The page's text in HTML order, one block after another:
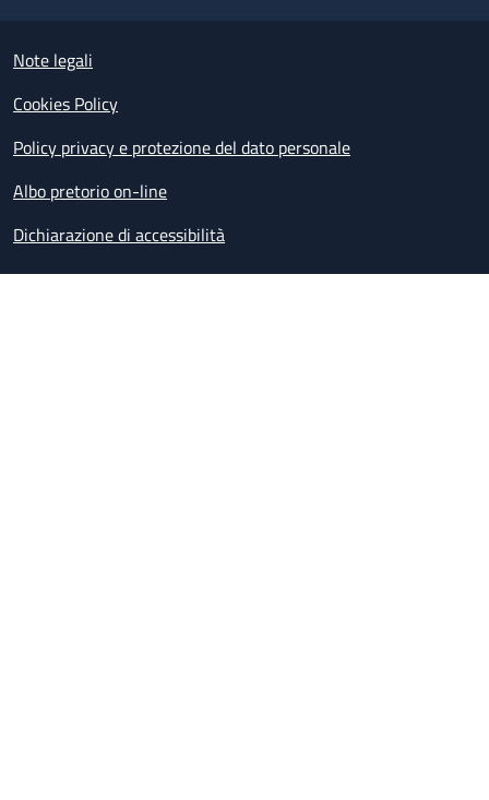
Small prints
Note legali
Cookies Policy
Policy privacy e protezione del dato personale
Albo pretorio on-line
Dichiarazione di accessibilità